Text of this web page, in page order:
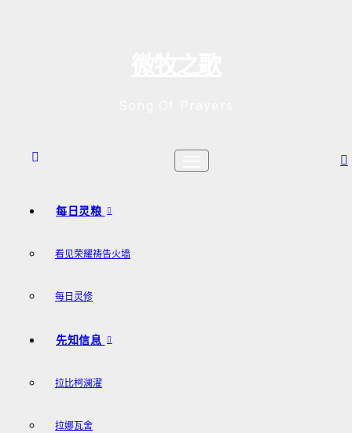
每日灵粮
看见荣耀祷告火墙
每日灵修
先知信息
拉比柯澜濯
拉娜瓦舍